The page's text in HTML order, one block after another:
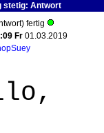
stetig: Antwort
fertig
Fr 01.03.2019